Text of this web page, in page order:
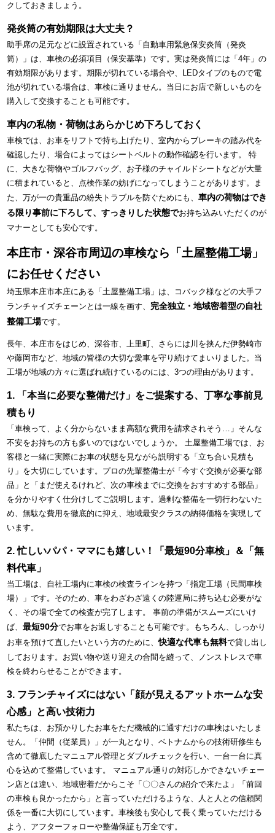
クしておきましょう。
発炎筒の有効期限は大丈夫？
助手席の足元などに設置されている「自動車用緊急保安炎筒（発炎
筒）」は、車検の必須項目（保安基準）です。実は発炎筒には「4年」の
有効期限があります。期限が切れている場合や、LEDタイプのもので電
池が切れている場合は、車検に通りません。当日にお店で新しいものを
購入して交換することも可能です。
車内の私物・荷物はあらかじめ下ろしておく
車検では、お車をリフトで持ち上げたり、室内からブレーキの踏み代を
確認したり、場合によってはシートベルトの動作確認を行います。 特
に、大きな荷物やゴルフバッグ、お子様のチャイルドシートなどが大量
に積まれていると、点検作業の妨げになってしまうことがあります。ま
た、万が一の貴重品の紛失トラブルを防ぐためにも、 車内の荷物はでき
る限り事前に下ろして、すっきりした状態でお持ち込みいただくのが
マナーとしても安心です。
本庄市・深谷市周辺の車検なら「土屋整備工場」
にお任せください
埼玉県本庄市本庄にある「土屋整備工場」は、コバック様などの大手フ
ランチャイズチェーンとは一線を画す、 完全独立・地域密着型の自社
整備工場です。
長年、本庄市をはじめ、深谷市、上里町、さらには川を挟んだ伊勢崎市
や藤岡市など、地域の皆様の大切な愛車を守り続けてまいりました。当
工場が地域の方々に選ばれ続けているのには、3つの理由があります。
1. 「本当に必要な整備だけ」をご提案する、丁寧な事前見
積もり
「車検って、よく分からないまま高額な費用を請求されそう…」そんな
不安をお持ちの方も多いのではないでしょうか。 土屋整備工場では、お
客様と一緒に実際にお車の状態を見ながら説明する「立ち合い見積も
り」を大切にしています。プロの先輩整備士が「今すぐ交換が必要な部
品」と「まだ使えるけれど、次の車検までに交換をおすすめする部品」
を分かりやすく仕分けしてご説明します。過剰な整備を一切行わないた
め、無駄な費用を徹底的に抑え、地域最安クラスの納得価格を実現して
います。
2. 忙しいパパ・ママにも嬉しい！「最短90分車検」＆「無
料代車」
当工場は、自社工場内に車検の検査ラインを持つ「指定工場（民間車検
場）」です。そのため、車をわざわざ遠くの陸運局に持ち込む必要がな
く、その場で全ての検査が完了します。 事前の準備がスムーズにいけ
ば、 最短90分でお車をお返しすることも可能です。もちろん、しっかり
お車を預けて直したいという方のために、快適な代車も無料で貸し出し
しております。お買い物や送り迎えの合間を縫って、ノンストレスで車
検を終わらせることができます。
3. フランチャイズにはない「顔が見えるアットホームな安
心感」と高い技術力
私たちは、お預かりしたお車をただ機械的に通すだけの車検はいたしま
せん。「仲間（従業員）」が一丸となり、ベトナムからの技術研修生も
含めて徹底したマニュアル管理とダブルチェックを行い、一台一台に真
心を込めて整備しています。 マニュアル通りの対応しかできないチェー
ン店とは違い、地域密着だからこそ「〇〇さんの紹介で来たよ」「前回
の車検も良かったから」と言っていただけるような、人と人との信頼関
係を一番に大切にしています。車検後も安心して長く乗っていただける
よう、アフターフォローや整備保証も万全です。